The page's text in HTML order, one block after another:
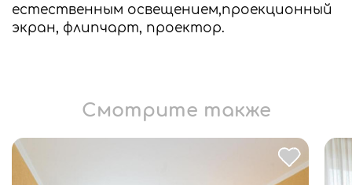
естественным освещением,проекционный
экран, флипчарт, проектор.
Смотрите также